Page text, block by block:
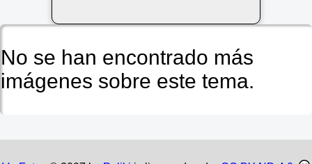
No se han encontrado más
imágenes sobre este tema.